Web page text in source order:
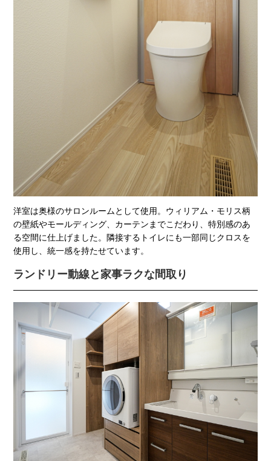
洋室は奥様のサロンルームとして使用。ウィリアム・モリス柄
の壁紙やモールディング、カーテンまでこだわり、特別感のあ
る空間に仕上げました。隣接するトイレにも一部同じクロスを
使用し、統一感を持たせています。
ランドリー動線と家事ラクな間取り